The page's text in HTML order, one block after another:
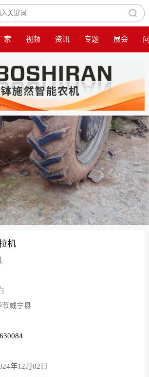
家 视频 资讯 专题 展会
机
节威宁县
年12月02日